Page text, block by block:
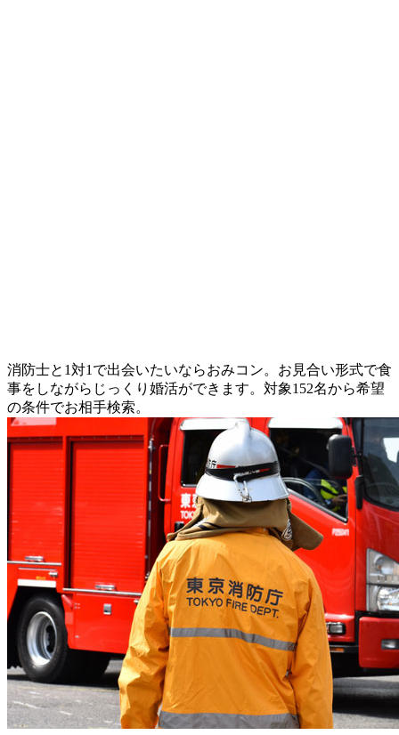
消防士と1対1で出会いたいならおみコン。お見合い形式で食
事をしながらじっくり婚活ができます。対象152名から希望
の条件でお相手検索。